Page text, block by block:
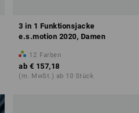
3 in 1 Funktionsjacke
e.s.motion 2020, Damen
12 Farben
ab € 157,18
(m. MwSt.) ab 10 Stück